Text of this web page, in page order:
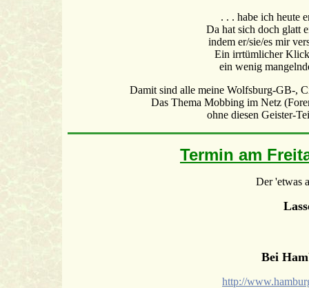
. . . habe ich heute
Da hat sich doch glatt
indem er/sie/es mir
Ein irrtümlicher
ein wenig
Damit sind alle meine Wolfsburg-GB-,
Das Thema Mobbing im Netz
ohne diesen Geister-
Termin am
Der 'etwas
Bei
http://